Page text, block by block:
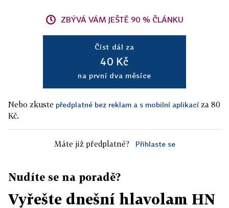
ZBÝVÁ VÁM JEŠTĚ 90 % ČLÁNKU
Číst dál za
40 Kč
na první dva měsíce
Nebo zkuste předplatné bez reklam a s mobilní aplikací za 80
Kč.
Máte již předplatné? Přihlaste se
Nudíte se na poradě?
Vyřešte dnešní hlavolam HN